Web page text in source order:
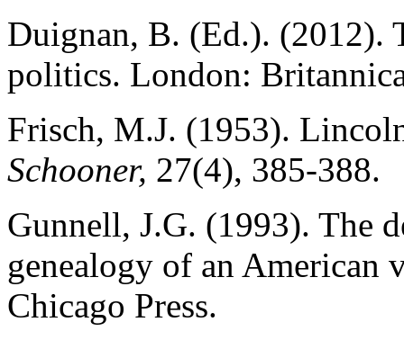
Duignan, B. (Ed.). (2012).
politics. London:
Frisch, M.J. (1953).
Schooner, 27(4), 385-388.
Gunnell, J.G. (1993). The
genealogy of an
Chicago Press.